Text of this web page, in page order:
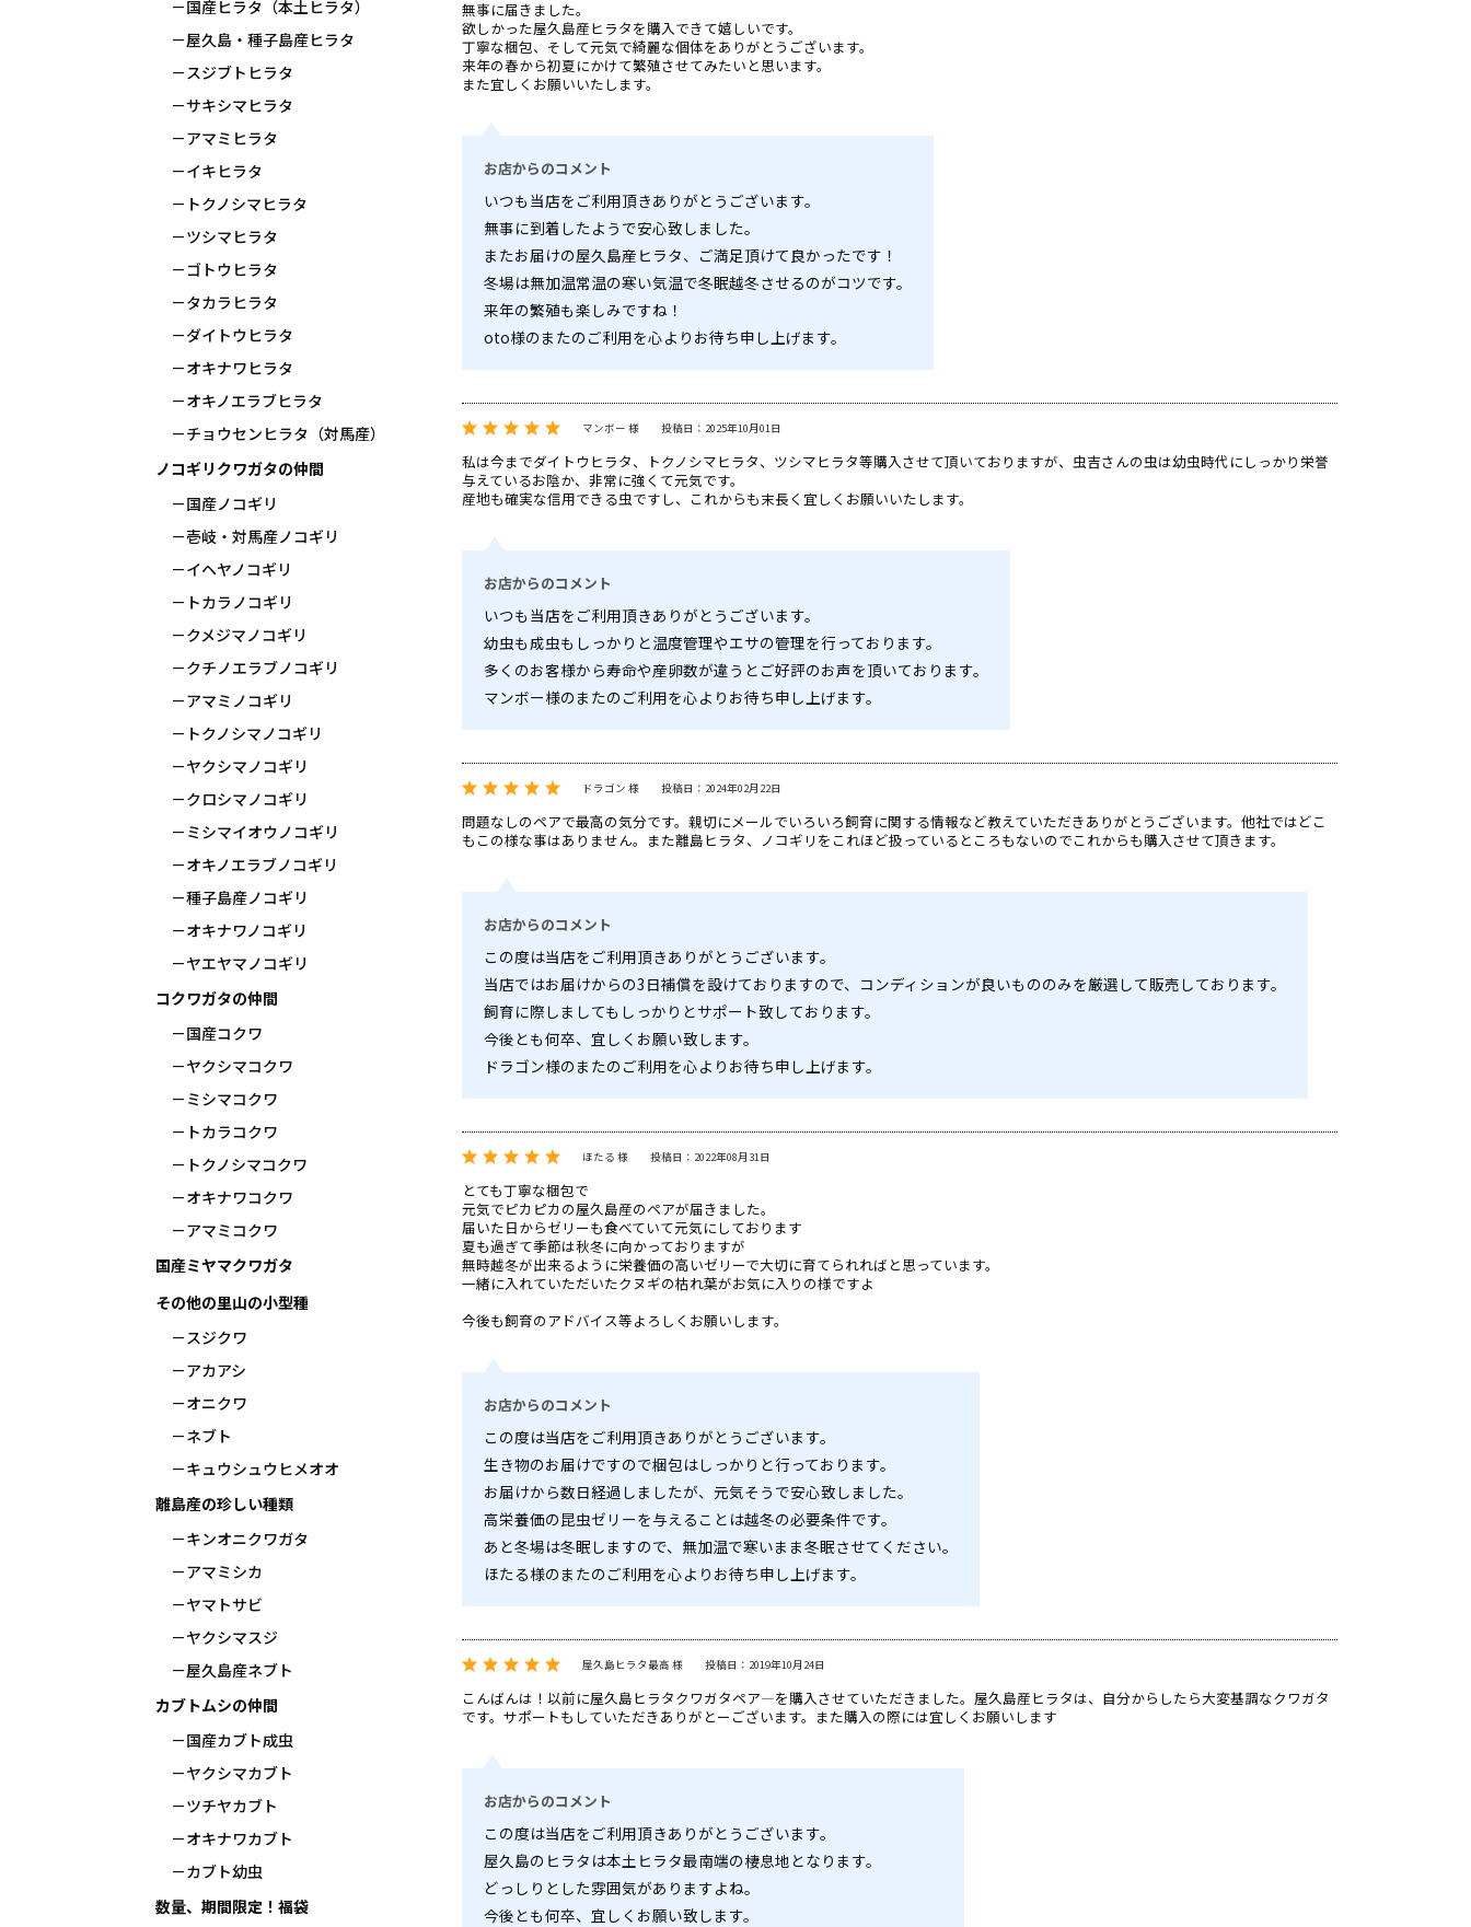
無事に届きました。
欲しかった屋久島産ヒラタを購入できて嬉しいです。
丁寧な梱包、そして元気で綺麗な個体をありがとうございます。
来年の春から初夏にかけて繁殖させてみたいと思います。
また宜しくお願いいたします。
お店からのコメント
いつも当店をご利用頂きありがとうございます。
無事に到着したようで安心致しました。
またお届けの屋久島産ヒラタ、ご満足頂けて良かったです！
冬場は無加温常温の寒い気温で冬眠越冬させるのがコツです。
来年の繁殖も楽しみですね！
oto様のまたのご利用を心よりお待ち申し上げます。
マンボー 様 投稿日：2025年10月01日
私は今までダイトウヒラタ、トクノシマヒラタ、ツシマヒラタ等購入させて頂いておりますが、虫吉さんの虫は幼虫時代にしっかり栄誉
与えているお陰か、非常に強くて元気です。
産地も確実な信用できる虫ですし、これからも末長く宜しくお願いいたします。
お店からのコメント
いつも当店をご利用頂きありがとうございます。
幼虫も成虫もしっかりと温度管理やエサの管理を行っております。
多くのお客様から寿命や産卵数が違うとご好評のお声を頂いております。
マンボー様のまたのご利用を心よりお待ち申し上げます。
ドラゴン 様 投稿日：2024年02月22日
問題なしのペアで最高の気分です。親切にメールでいろいろ飼育に関する情報など教えていただきありがとうございます。他社ではどこ
もこの様な事はありません。また離島ヒラタ、ノコギリをこれほど扱っているところもないのでこれからも購入させて頂きます。
お店からのコメント
この度は当店をご利用頂きありがとうございます。
当店ではお届けからの3日補償を設けておりますので、コンディションが良いもののみを厳選して販売しております。
飼育に際しましてもしっかりとサポート致しております。
今後とも何卒、宜しくお願い致します。
ドラゴン様のまたのご利用を心よりお待ち申し上げます。
ほたる 様 投稿日：2022年08月31日
とても丁寧な梱包で
元気でピカピカの屋久島産のペアが届きました。
届いた日からゼリーも食べていて元気にしております
夏も過ぎて季節は秋冬に向かっておりますが
無時越冬が出来るように栄養価の高いゼリーで大切に育てられればと思っています。
一緒に入れていただいたクヌギの枯れ葉がお気に入りの様ですよ
今後も飼育のアドバイス等よろしくお願いします。
お店からのコメント
この度は当店をご利用頂きありがとうございます。
生き物のお届けですので梱包はしっかりと行っております。
お届けから数日経過しましたが、元気そうで安心致しました。
高栄養価の昆虫ゼリーを与えることは越冬の必要条件です。
あと冬場は冬眠しますので、無加温で寒いまま冬眠させてください。
ほたる様のまたのご利用を心よりお待ち申し上げます。
屋久島ヒラタ最高 様 投稿日：2019年10月24日
こんばんは！以前に屋久島ヒラタクワガタペア―を購入させていただきました。屋久島産ヒラタは、自分からしたら大変基調なクワガタ
です。サポートもしていただきありがとーございます。また購入の際には宜しくお願いします
お店からのコメント
この度は当店をご利用頂きありがとうございます。
屋久島のヒラタは本土ヒラタ最南端の棲息地となります。
どっしりとした雰囲気がありますよね。
今後とも何卒、宜しくお願い致します。
国産ヒラタ（本土ヒラタ）
屋久島・種子島産ヒラタ
スジブトヒラタ
サキシマヒラタ
アマミヒラタ
イキヒラタ
トクノシマヒラタ
ツシマヒラタ
ゴトウヒラタ
タカラヒラタ
ダイトウヒラタ
オキナワヒラタ
オキノエラブヒラタ
チョウセンヒラタ（対馬産）
ノコギリクワガタの仲間
国産ノコギリ
壱岐・対馬産ノコギリ
イヘヤノコギリ
トカラノコギリ
クメジマノコギリ
クチノエラブノコギリ
アマミノコギリ
トクノシマノコギリ
ヤクシマノコギリ
クロシマノコギリ
ミシマイオウノコギリ
オキノエラブノコギリ
種子島産ノコギリ
オキナワノコギリ
ヤエヤマノコギリ
コクワガタの仲間
国産コクワ
ヤクシマコクワ
ミシマコクワ
トカラコクワ
トクノシマコクワ
オキナワコクワ
アマミコクワ
国産ミヤマクワガタ
その他の里山の小型種
スジクワ
アカアシ
オニクワ
ネブト
キュウシュウヒメオオ
離島産の珍しい種類
キンオニクワガタ
アマミシカ
ヤマトサビ
ヤクシマスジ
屋久島産ネブト
カブトムシの仲間
国産カブト成虫
ヤクシマカブト
ツチヤカブト
オキナワカブト
カブト幼虫
数量、期間限定！福袋